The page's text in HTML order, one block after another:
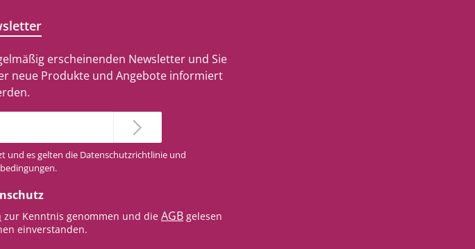
erscheinenden Newsletter und Sie
neue Produkte und Angebote informiert
und es gelten die Datenschutzrichtlinie und
.
zur Kenntnis genommen und die AGB gelesen
einverstanden.